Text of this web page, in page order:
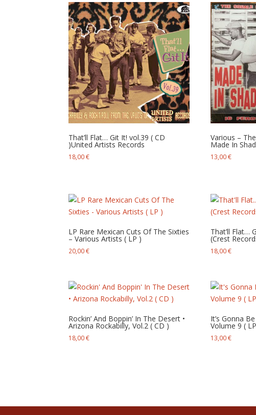
That’ll Flat… Git It! vol.39 ( CD
) United Artists Records
18,00€
Various ‎–
Made In
13,00€
LP Rare Mexican Cuts Of The Sixties
– Various Artists ( LP )
20,00€
That’ll Flat…
( Crest
18,00€
Rockin’ And Boppin’ In The Desert •
Arizona Rockabilly, Vol.2 ( CD )
18,00€
It’s Gonna
Volume 9 (
13,00€